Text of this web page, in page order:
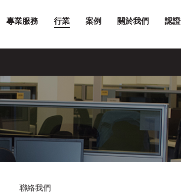
專業服務 行業 案例 關於我們 認證
聯絡我們